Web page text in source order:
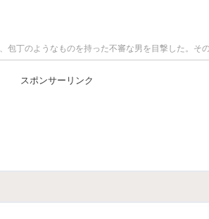
丁のようなものを持った不審な男を目撃した。そ
スポンサーリンク